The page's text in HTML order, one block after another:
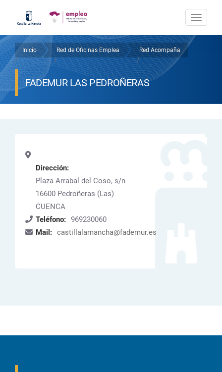
principal
Sobrescribir
enlaces
la
navegación
Inicio
/
Red de Oficinas Emplea
/
Red Acompaña
/
FADEMUR LAS PEDROÑERAS
Dirección:
Plaza Arrabal del Coso, s/n
16600 Pedroñeras (Las)
CUENCA
Teléfono: 969230060
Mail: castillalamancha@fademur.es